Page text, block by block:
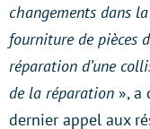
changements dans
fourniture de pièces
réparation d’une
de la réparation », a
dernier appel aux